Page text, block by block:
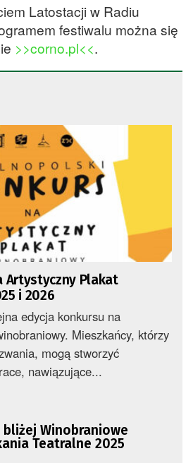
Latostacji w Radiu
festiwalu można się
>>corno.pl<<.
Artystyczny Plakat
i 2026
edycja konkursu na
Mieszkańcy, którzy
mogą stworzyć
nawiązujące...
bliżej Winobraniowe
Teatralne 2025